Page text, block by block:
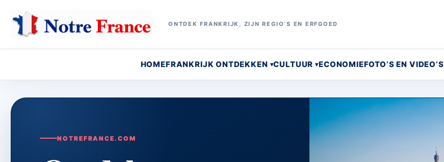
ONTDEK FRANKRIJK, ZIJN REGIO’S EN ERFGOED
HOMEFRANKRIJK ONTDEKKEN CULTUUR ECONOMIEFOTO’S EN VIDEO’S
NOTREFRANCE.COM